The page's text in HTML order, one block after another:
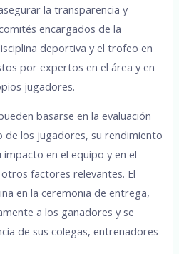
la transparencia y
encargados de la
deportiva y el trofeo en
por expertos en el área y en
jugadores.
basarse en la evaluación
de los jugadores, su rendimiento
en el equipo y en el
factores relevantes. El
en la ceremonia de entrega,
a los ganadores y se
de sus colegas, entrenadores